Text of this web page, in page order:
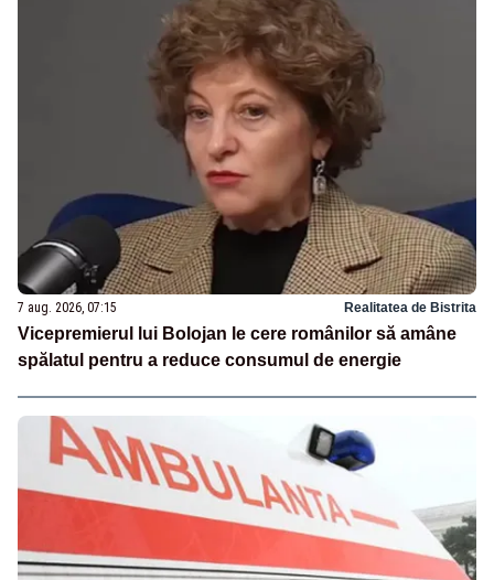
7 aug. 2026, 07:15 Realitatea de Bistrita
Vicepremierul lui Bolojan le cere românilor să amâne
spălatul pentru a reduce consumul de energie